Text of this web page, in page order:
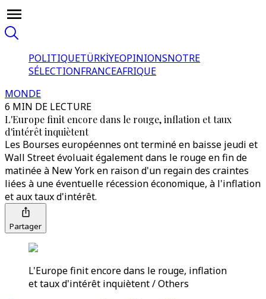
POLITIQUETÜRKİYEOPINIONSNOTRE
SÉLECTIONFRANCEAFRIQUE
MONDE
6 MIN DE LECTURE
L'Europe finit encore dans le rouge, inflation et taux
d'intérêt inquiètent
Les Bourses européennes ont terminé en baisse jeudi et
Wall Street évoluait également dans le rouge en fin de
matinée à New York en raison d'un regain des craintes
liées à une éventuelle récession économique, à l'inflation
et aux taux d'intérêt.
Partager
L'Europe finit encore dans le rouge, inflation
et taux d'intérêt inquiètent / Others